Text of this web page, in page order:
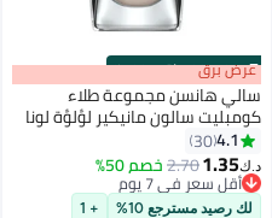
00m:00s
·باقي 100% عرض برق
سالي هانسن مجموعة طلاء
كومبليت سالون مانيكير لؤلؤة لونا
4.1
30
د.ك‏1.35
2.70خصم 50%
أقل سعر في 7 يوم
أقل سعر في 7 يوم
لك رصيد مسترجع 10% + 1